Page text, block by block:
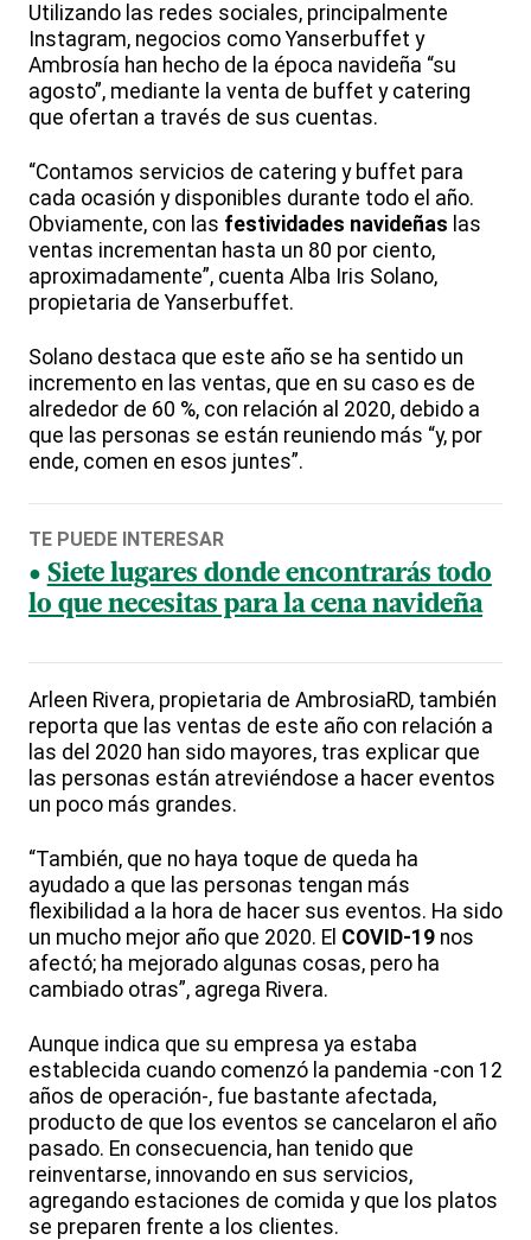
Utilizando las redes sociales, principalmente
Instagram, negocios como Yanserbuffet y
Ambrosía han hecho de la época navideña “su
agosto”, mediante la venta de buffet y catering
que ofertan a través de sus cuentas.
“Contamos servicios de catering y buffet para
cada ocasión y disponibles durante todo el año.
Obviamente, con las festividades navideñas las
ventas incrementan hasta un 80 por ciento,
aproximadamente”, cuenta Alba Iris Solano,
propietaria de Yanserbuffet.
Solano destaca que este año se ha sentido un
incremento en las ventas, que en su caso es de
alrededor de 60 %, con relación al 2020, debido a
que las personas se están reuniendo más “y, por
ende, comen en esos juntes”.
TE PUEDE INTERESAR
Siete lugares donde encontrarás todo
lo que necesitas para la cena navideña
Arleen Rivera, propietaria de AmbrosiaRD, también
reporta que las ventas de este año con relación a
las del 2020 han sido mayores, tras explicar que
las personas están atreviéndose a hacer eventos
un poco más grandes.
“También, que no haya toque de queda ha
ayudado a que las personas tengan más
flexibilidad a la hora de hacer sus eventos. Ha sido
un mucho mejor año que 2020. El COVID-19 nos
afectó; ha mejorado algunas cosas, pero ha
cambiado otras”, agrega Rivera.
Aunque indica que su empresa ya estaba
establecida cuando comenzó la pandemia -con 12
años de operación-, fue bastante afectada,
producto de que los eventos se cancelaron el año
pasado. En consecuencia, han tenido que
reinventarse, innovando en sus servicios,
agregando estaciones de comida y que los platos
se preparen frente a los clientes.